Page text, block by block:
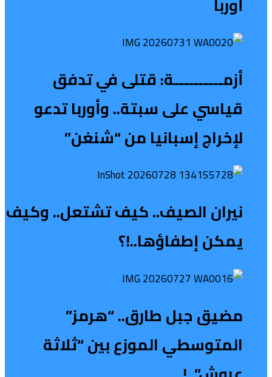
أزمــــــــــة: قتلى في تدفق
قياسي على سبتة.. وأوربا تدعو
لإخراج إسبانيا من “شنغن”
نيران الصيف.. كيف تشتعل.. وكيف
يمكن إطفاؤها..!؟
مضيق جبل طارق.. “هرمز”
المتوسطي الموزع بين “ثلاثة